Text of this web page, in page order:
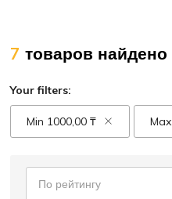
7 товаров найдено
Your filters:
Min 1000,00 ₸ Max
По рейтингу